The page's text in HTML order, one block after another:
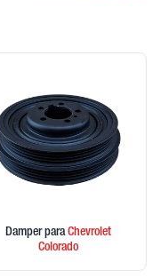
Damper paraChevrolet
Colorado